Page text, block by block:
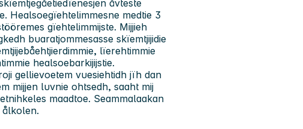
åvteste
Healsoegïehtelimmesne medtie 3
gïehtelimmijste. Mijjieh
buaratjommesasse skïemtjijidie
lïerehtimmie
healsoebarkijijstie.
gellievoetem vuesiehtidh jïh dan
mijjen luvnie ohtsedh, saaht mij
maadtoe. Seammalaakan
ålkolen.